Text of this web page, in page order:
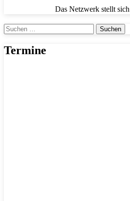
Das Netzwerk stellt sich
Suchen
nach:
Termine